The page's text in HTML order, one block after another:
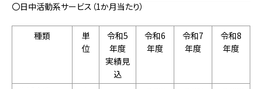
〇日中活動系サービス（1か月当たり）
種類
単
位
令和5
年度
実績見
込
令和6
年度
令和7
年度
令和8
年度